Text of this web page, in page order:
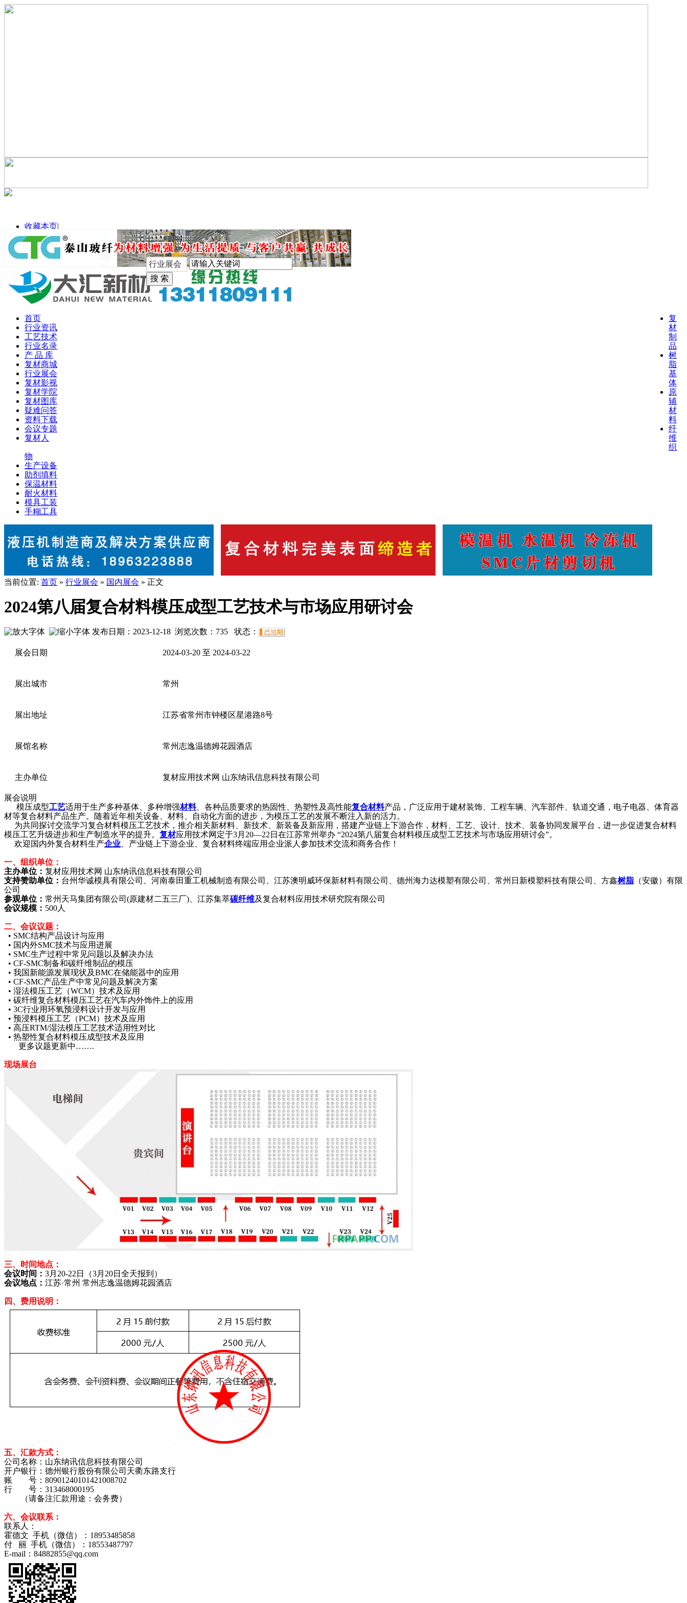
收藏本页|
手机版
首页
行业资讯
工艺技术
行业名录
产 品 库
复材商城
行业展会
复材影视
复材学院
复材图库
疑难问答
资料下载
会议专题
复材人
复
材
制
品
树
脂
基
体
原
辅
材
料
纤
维
织
物
生产设备
助剂填料
保温材料
耐火材料
模具工装
手糊工具
当前位置: 首页 » 行业展会 » 国内展会 » 正文
2024第八届复合材料模压成型工艺技术与市场应用研讨会
发布日期：2023-12-18 浏览次数： 735 状态：
展会日期 2024-03-20 至 2024-03-22
展出城市 常州
展出地址 江苏省常州市钟楼区星港路8号
展馆名称 常州志逸温德姆花园酒店
主办单位 复材应用技术网 山东纳讯信息科技有限公司
展会说明
模压成型工艺适用于生产多种基体、多种增强材料、各种品质要求的热固性、热塑性及高性能复合材料产品，广泛应用于建材装饰、工程车辆、汽车部件、轨道交通，电子电器、体育器
材等复合材料产品生产。随着近年相关设备、材料、自动化方面的进步，为模压工艺的发展不断注入新的活力。
为共同探讨交流学习复合材料模压工艺技术，推介相关新材料、新技术、新装备及新应用，搭建产业链上下游合作，材料、工艺、设计、技术、装备协同发展平台，进一步促进复合材料
模压工艺升级进步和生产制造水平的提升。 复材应用技术网定于3月20—22日在江苏常州举办 “2024第八届复合材料模压成型工艺技术与市场应用研讨会”。
欢迎国内外复合材料生产企业 、产业链上下游企业、复合材料终端应用企业派人参加技术交流和商务合作！
一、组织单位：
主办单位： 复材应用技术网 山东纳讯信息科技有限公司
支持赞助单位： 台州华诚模具有限公司、河南泰田重工机械制造有限公司、江苏澳明威环保新材料有限公司、德州海力达模塑有限公司、常州日新模塑科技有限公司、方鑫树脂 （安徽）有限
公司
参观单位： 常州天马集团有限公司(原建材二五三厂)、江苏集萃碳纤维及复合材料应用技术研究院有限公司
会议规模： 500人
二、会议议题：
• SMC结构产品设计与应用
• 国内外SMC技术与应用进展
• SMC生产过程中常见问题以及解决办法
• CF-SMC制备和碳纤维制品的模压
• 我国新能源发展现状及BMC在储能器中的应用
• CF-SMC产品生产中常见问题及解决方案
• 湿法模压工艺（WCM）技术及应用
• 碳纤维复合材料模压工艺在汽车内外饰件上的应用
• 3C行业用环氧预浸料设计开发与应用
• 预浸料模压工艺（PCM）技术及应用
• 高压RTM/湿法模压工艺技术适用性对比
• 热塑性复合材料模压成型技术及应用
更多议题更新中…….
现场展台
三、时间地点：
会议时间： 3月20-22日（3月20日全天报到）
会议地点： 江苏·常州 常州志逸温德姆花园酒店
四、费用说明：
五、汇款方式：
公司名称：山东纳讯信息科技有限公司
开户银行：德州银行股份有限公司天衢东路支行
账 号：80901240101421008702
行 号：313468000195
（请备注汇款用途：会务费）
六、会议联系：
联系人：
霍德文 手机（微信）：18953485858
付 丽 手机（微信）：18553487797
E-mail：84882855@qq.com